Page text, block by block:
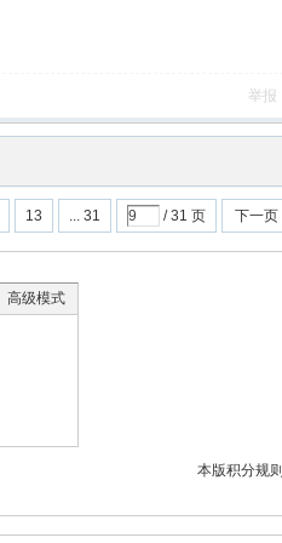
举报
13 ... 31 / 31 页 下一页
高级模式
本版积分规则